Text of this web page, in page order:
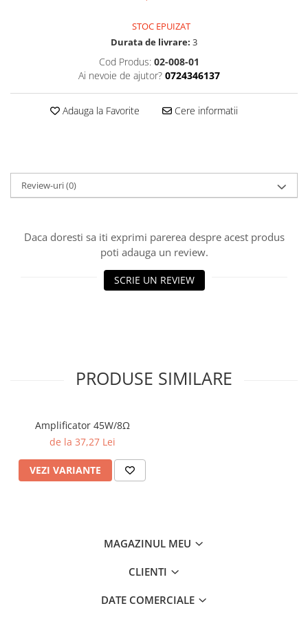
STOC EPUIZAT
Durata de livrare: 3
Cod Produs: 02-008-01
Ai nevoie de ajutor? 0724346137
Adauga la Favorite Cere informatii
Review-uri(0)
Daca doresti sa iti exprimi parerea despre acest produs
poti adauga un review.
SCRIE UN REVIEW
PRODUSE SIMILARE
Amplificator 45W/8Ω
de la 37,27 Lei
VEZI VARIANTE
MAGAZINUL MEU
CLIENTI
DATE COMERCIALE